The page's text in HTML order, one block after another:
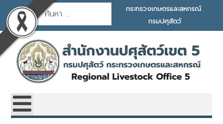
การค้นหา
กระทรวงเกษตรและสหกรณ์
กรมปศุสัตว์